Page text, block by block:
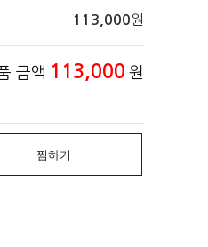
113,000원
금액 113,000 원
찜하기